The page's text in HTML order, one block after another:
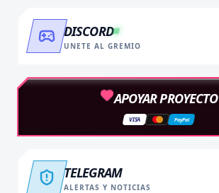
DISCORD
UNETE AL GREMIO
APOYAR PROYECTO
VISA PayPal
TELEGRAM
ALERTAS Y NOTICIAS